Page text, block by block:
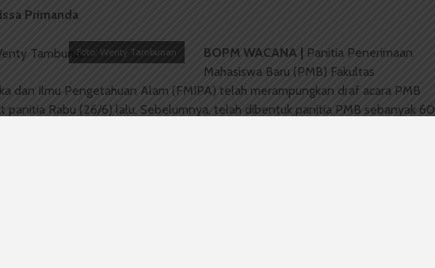
Primanda
Foto: Wenty Tambunan BOPM WACANA |
Panitia Penerimaan
Mahasiswa Baru (PMB) Fakultas
dan Ilmu Pengetahuan Alam (FMIPA) telah merampungkan draf acara PMB
panitia Rabu (26/6) lalu. Sebelumnya, telah dibentuk panitia PMB sebanyak 60